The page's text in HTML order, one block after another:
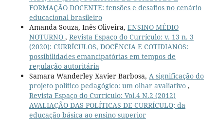
FORMAÇÃO DOCENTE: tensões e desafios no cenário
educacional brasileiro
Amanda Souza, Inês Oliveira, ENSINO MÉDIO
NOTURNO , Revista Espaço do Currículo: v. 13 n. 3
(2020): CURRÍCULOS, DOCÊNCIA E COTIDIANOS:
possibilidades emancipatórias em tempos de
regulação autoritária
Samara Wanderley Xavier Barbosa, A significação do
projeto político pedagógico: um olhar avaliativo ,
Revista Espaço do Currículo: Vol.4 N.2 (2012)
AVALIAÇÃO DAS POLÍTICAS DE CURRÍCULO; da
educação básica ao ensino superior